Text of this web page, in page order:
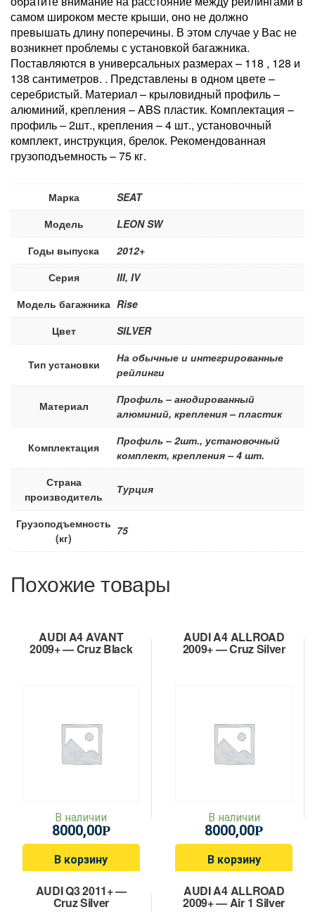
самом широком месте крыши, оно не должно
превышать длину поперечины. В этом случае у Вас не
возникнет проблемы с установкой багажника.
Поставляются в универсальных размерах – 118 , 128 и
138 сантиметров. . Представлены в одном цвете –
серебристый. Материал – крыловидный профиль –
алюминий, крепления – ABS пластик. Комплектация –
профиль – 2шт., крепления – 4 шт., установочный
комплект, инструкция, брелок. Рекомендованная
грузоподъемность – 75 кг.
Марка
SEAT
Модель
LEON SW
Годы выпуска
2012+
Серия
III, IV
Модель багажника Rise
Цвет
SILVER
Тип установки
На обычные и интегрированные
рейлинги
Материал
Профиль – анодированный
алюминий, крепления – пластик
Комплектация
Профиль – 2шт., установочный
комплект, крепления – 4 шт.
Страна
производитель
Турция
Грузоподъемность
(кг)
75
Похожие товары
AUDI A4 AVANT
2009+ — Cruz Black
В наличии
8000,00Р
В корзину
AUDI A4 ALLROAD
2009+ — Cruz Silver
В наличии
8000,00Р
В корзину
AUDI Q3 2011+ —
Cruz Silver
AUDI A4 ALLROAD
2009+ — Air 1 Silver